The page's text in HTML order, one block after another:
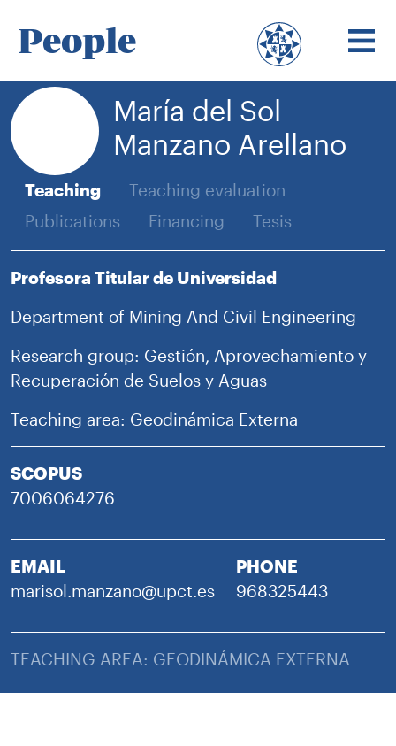
People
María del Sol
Manzano Arellano
Teaching
Teaching evaluation
Publications
Financing Tesis
Profesora Titular de Universidad
Department of Mining And Civil Engineering
Research group: Gestión, Aprovechamiento y
Recuperación de Suelos y Aguas
Teaching area: Geodinámica Externa
SCOPUS
7006064276
EMAIL
marisol.manzano@upct.es
PHONE
968325443
TEACHING AREA: GEODINÁMICA EXTERNA